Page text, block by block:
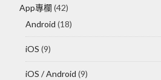
App專欄 (42)
Android (18)
iOS (9)
iOS / Android (9)